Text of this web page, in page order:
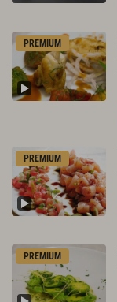
PREMIUM
PREMIUM
PREMIUM